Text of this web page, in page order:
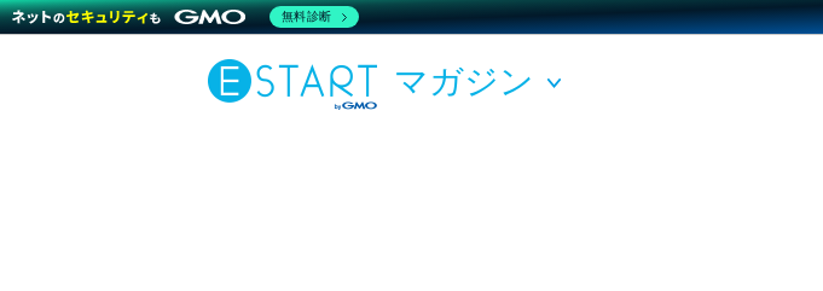
マガジン
無料診断